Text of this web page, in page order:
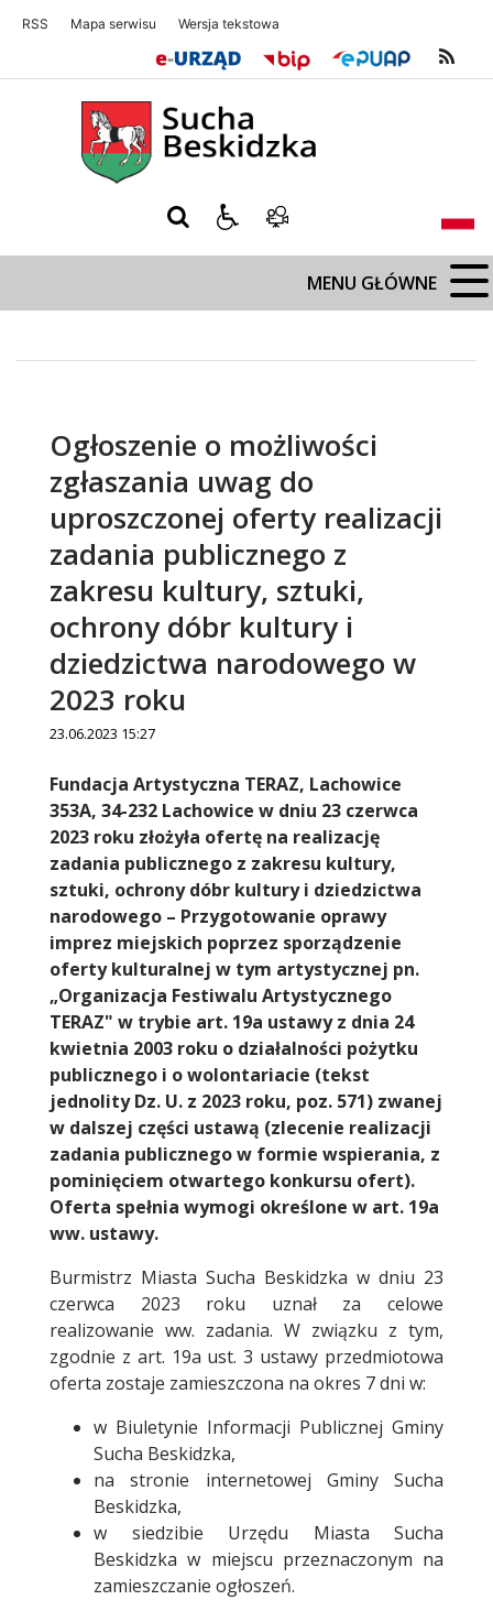
RSS Mapa serwisu Wersja tekstowa
Sucha Beskidzka
MENU GŁÓWNE
Ogłoszenie o możliwości
zgłaszania uwag do
uproszczonej oferty realizacji
zadania publicznego z
zakresu kultury, sztuki,
ochrony dóbr kultury i
dziedzictwa narodowego w
2023 roku
23.06.2023 15:27
Treść
Fundacja Artystyczna TERAZ, Lachowice
353A, 34-232 Lachowice w dniu 23 czerwca
2023 roku złożyła ofertę na realizację
zadania publicznego z zakresu kultury,
sztuki, ochrony dóbr kultury i dziedzictwa
narodowego – Przygotowanie oprawy
imprez miejskich poprzez sporządzenie
oferty kulturalnej w tym artystycznej pn.
„Organizacja Festiwalu Artystycznego
TERAZ" w trybie art. 19a ustawy z dnia 24
kwietnia 2003 roku o działalności pożytku
publicznego i o wolontariacie (tekst
jednolity Dz. U. z 2023 roku, poz. 571) zwanej
w dalszej części ustawą (zlecenie realizacji
zadania publicznego w formie wspierania, z
pominięciem otwartego konkursu ofert).
Oferta spełnia wymogi określone w art. 19a
ww. ustawy.
Burmistrz Miasta Sucha Beskidzka w dniu 23
czerwca 2023 roku uznał za celowe
realizowanie ww. zadania. W związku z tym,
zgodnie z art. 19a ust. 3 ustawy przedmiotowa
oferta zostaje zamieszczona na okres 7 dni w:
w Biuletynie Informacji Publicznej Gminy
Sucha Beskidzka,
na stronie internetowej Gminy Sucha
Beskidzka,
w siedzibie Urzędu Miasta Sucha
Beskidzka w miejscu przeznaczonym na
zamieszczanie ogłoszeń.